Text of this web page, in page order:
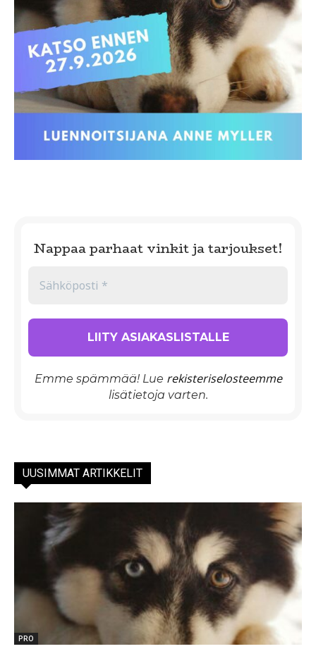
Nappaa parhaat vinkit ja tarjoukset!
Emme spämmää! Lue rekisteriselosteemme
lisätietoja varten.
UUSIMMAT ARTIKKELIT
PRO